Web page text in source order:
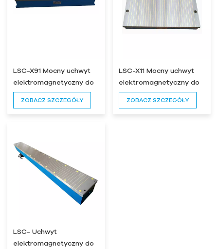
LSC-X91 Mocny uchwyt
elektromagnetyczny do
szlifierki
ZOBACZ SZCZEGÓŁY
LSC-X11 Mocny uchwyt
elektromagnetyczny do
szlifierki do płaszczyzn
ZOBACZ SZCZEGÓŁY
LSC- Uchwyt
elektromagnetyczny do